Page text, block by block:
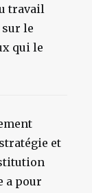
travail
le
qui le
et
a pour